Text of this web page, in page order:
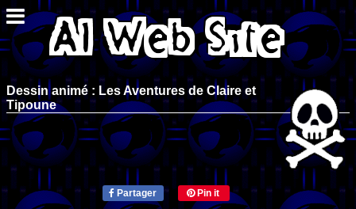
Dessin animé : Les Aventures de Claire et
Tipoune
Partager Pin it